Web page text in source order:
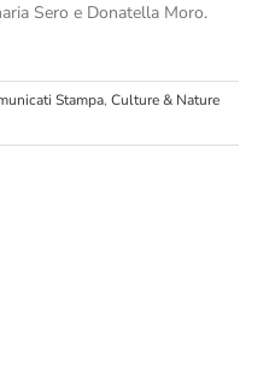
Sero e Donatella Moro.
Stampa, Culture & Nature